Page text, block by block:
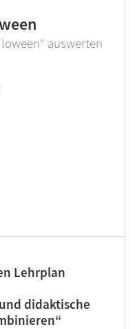
auswerten
Lehrplan
didaktische